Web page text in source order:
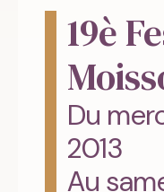
19è
Du
2013
Au